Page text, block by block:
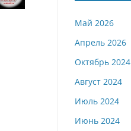
Май 2026
Апрель 2026
Октябрь 2024
Август 2024
Июль 2024
Июнь 2024